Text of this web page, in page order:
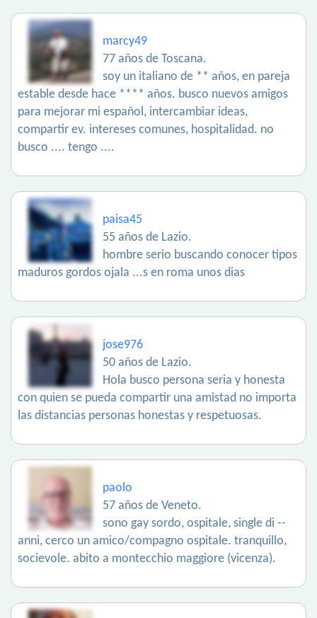
marcy49
77 años de Toscana.
soy un italiano de ** años, en pareja
estable desde hace **** años. busco nuevos amigos
para mejorar mi español, intercambiar ideas,
compartir ev. intereses comunes, hospitalidad. no
busco .... tengo ....
paisa45
55 años de Lazio.
hombre serio buscando conocer tipos
maduros gordos ojala ...s en roma unos dias
jose976
50 años de Lazio.
Hola busco persona seria y honesta
con quien se pueda compartir una amistad no importa
las distancias personas honestas y respetuosas.
paolo
57 años de Veneto.
sono gay sordo, ospitale, single di --
anni, cerco un amico/compagno ospitale. tranquillo,
socievole. abito a montecchio maggiore (vicenza).